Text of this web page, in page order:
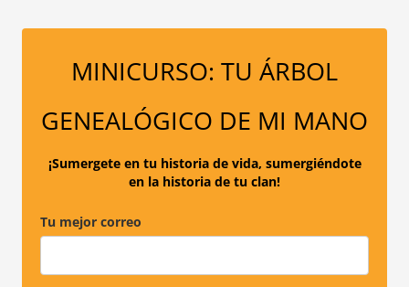
c
MINICURSO: TU ÁRBOL
GENEALÓGICO DE MI MANO
¡Sumergete en tu historia de vida, sumergiéndote
en la historia de tu clan!
Tu mejor correo